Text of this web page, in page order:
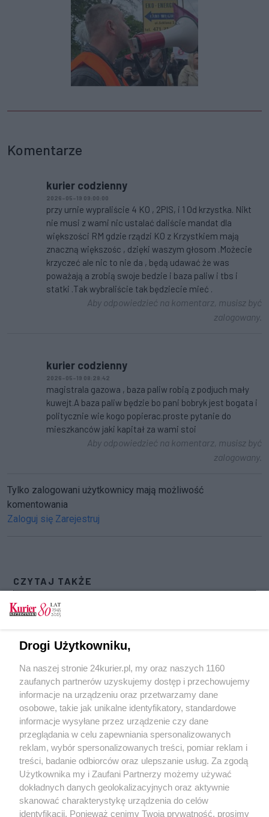
Komentarze
kurier codzienny
2026-05-19 09:00:00
przy urnie wypraliście 4 KO , 2PIS, i 1 Od krzystka. Nikt
nie musi z wami nic ustalać daliście mandat dla
większości RM gdzie rządzi KO z Krzystkiem mają
znaczną większośc , dzięki waszym głosom .Możecie
krzyczeć ale nic to nie da , będą udawać że was
poważają a zrobią swoje bedzie i baza paliw i tbs i
statki .Tak wybraliście tak będziecie mieć .
Aby odpowiedzieć na komentarz, musisz być
zalogowany.
kurier codzienny
2026-05-19 08:28:42
magistrala gazowa , baza paliw robią z podjuch mały
kuwejt.A baza paliw będzie bo pani bobryk jest bogata i
politycznie wie kogo popierac.proste pytanie do
mieszkanców jaki kapitał za wami stoi
Aby odpowiedzieć na komentarz, musisz być
zalogowany.
Tylko zalogowani użytkownicy mają możliwość
komentowania
Zaloguj się Zarejestruj
CZYTAJ TAKŻE
Nowe osiedle w Podjuchach pod znakiem
zapytania. Inwestycja budzi obawy
Przebudowa ulic Smoczej i Krzemiennej. Trwają
prace drogowe w Podjuchach
Samowola w sprawie budowy bazy paliw w
Podjuchach. Radni KO kierują zawiadomienia
POGODA
19℃
Zobacz prognozę na 3 dni
Drogi Użytkowniku,
Na naszej stronie 24kurier.pl, my oraz naszych 1160
zaufanych partnerów uzyskujemy dostęp i przechowujemy
informacje na urządzeniu oraz przetwarzamy dane
osobowe, takie jak unikalne identyfikatory, standardowe
informacje wysyłane przez urządzenie czy dane
przeglądania w celu zapewniania spersonalizowanych
reklam, wybór spersonalizowanych treści, pomiar reklam i
treści, badanie odbiorców oraz ulepszanie usług. Za zgodą
Użytkownika my i Zaufani Partnerzy możemy używać
dokładnych danych geolokalizacyjnych oraz aktywnie
skanować charakterystykę urządzenia do celów
identyfikacji. Ponieważ cenimy Twoją prywatność, prosimy